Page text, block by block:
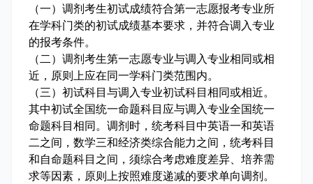
（一）调剂考生初试成绩符合第一志愿报考专业所
在学科门类的初试成绩基本要求，并符合调入专业
的报考条件。
（二）调剂考生第一志愿专业与调入专业相同或相
近，原则上应在同一学科门类范围内。
（三）初试科目与调入专业初试科目相同或相近。
其中初试全国统一命题科目应与调入专业全国统一
命题科目相同。调剂时，统考科目中英语一和英语
二之间，数学三和经济类综合能力之间，统考科目
和自命题科目之间，须综合考虑难度差异、培养需
求等因素，原则上按照难度递减的要求单向调剂。